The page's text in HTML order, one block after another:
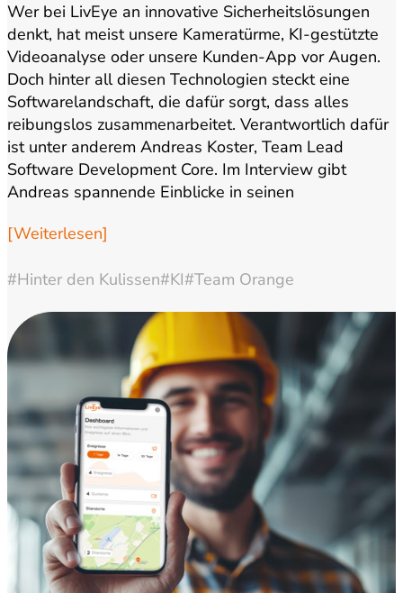
Wer bei LivEye an innovative Sicherheitslösungen
denkt, hat meist unsere Kameratürme, KI-gestützte
Videoanalyse oder unsere Kunden-App vor Augen.
Doch hinter all diesen Technologien steckt eine
Softwarelandschaft, die dafür sorgt, dass alles
reibungslos zusammenarbeitet. Verantwortlich dafür
ist unter anderem Andreas Koster, Team Lead
Software Development Core. Im Interview gibt
Andreas spannende Einblicke in seinen
[Weiterlesen]
#Hinter den Kulissen#KI#Team Orange